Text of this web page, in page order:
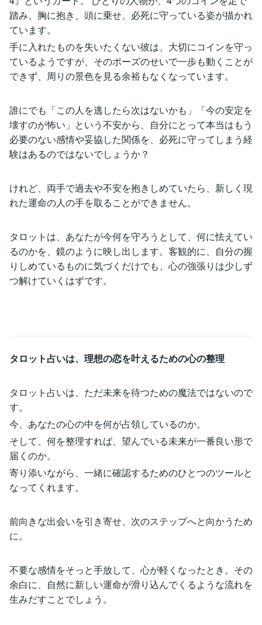
踏み、胸に抱き、頭に乗せ、必死に守っている姿が描かれ
ています。
手に入れたものを失いたくない彼は、大切にコインを守っ
ているようですが、そのポーズのせいで一歩も動くことが
できず、周りの景色を見る余裕もなくなっています。
誰にでも「この人を逃したら次はないかも」「今の安定を
壊すのが怖い」という不安から、自分にとって本当はもう
必要のない感情や妥協した関係を、必死に守ってしまう経
験はあるのではないでしょうか？
けれど、両手で過去や不安を抱きしめていたら、新しく現
れた運命の人の手を取ることができません。
タロットは、あなたが今何を守ろうとして、何に怯えてい
るのかを、鏡のように映し出します。客観的に、自分の握
りしめているものに気づくだけでも、心の強張りは少しず
つ解けていくはずです。
タロット占いは、理想の恋を叶えるための心の整理
タロット占いは、ただ未来を待つための魔法ではないので
す。
今、あなたの心の中を何が占領しているのか。
そして、何を整理すれば、望んでいる未来が一番良い形で
届くのか。
寄り添いながら、一緒に確認するためのひとつのツールと
なってくれます。
前向きな出会いを引き寄せ、次のステップへと向かうため
に。
不要な感情をそっと手放して、心が軽くなったとき。その
余白に、自然に新しい運命が滑り込んでくるような流れを
生みだすことでしょう。